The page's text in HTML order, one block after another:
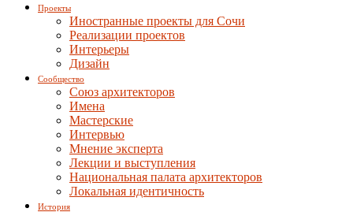
Проекты
Иностранные проекты для Сочи
Реализации проектов
Интерьеры
Дизайн
Сообщество
Союз архитекторов
Имена
Мастерские
Интервью
Мнение эксперта
Лекции и выступления
Национальная палата архитекторов
Локальная идентичность
История